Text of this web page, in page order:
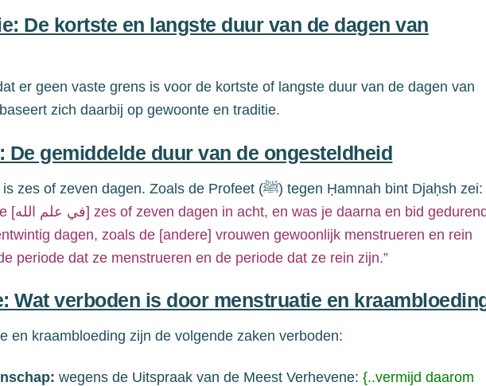
De kortste en langste duur van de dagen van
er geen vaste grens is voor de kortste of langste duur van de dagen van
zich daarbij op gewoonte en traditie.
De gemiddelde duur van de ongesteldheid
zes of zeven dagen. Zoals de Profeet (ﷺ) tegen Ḥamnah bint Djaḥsh zei:
[في علم الله] zes of zeven dagen in acht, en was je daarna en bid
dagen, zoals de [andere] vrouwen gewoonlijk menstrueren en rein
periode dat ze menstrueren en de periode dat ze rein zijn.”
Wat verboden is door menstruatie en
en kraambloeding zijn de volgende zaken verboden:
wegens de Uitspraak van de Meest Verhevene: {..vermijd daarom